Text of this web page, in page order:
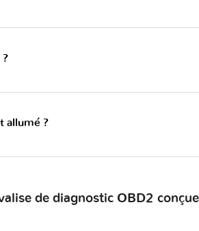
?
allumé ?
de diagnostic OBD2